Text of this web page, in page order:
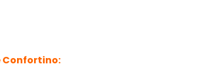
Confortino: